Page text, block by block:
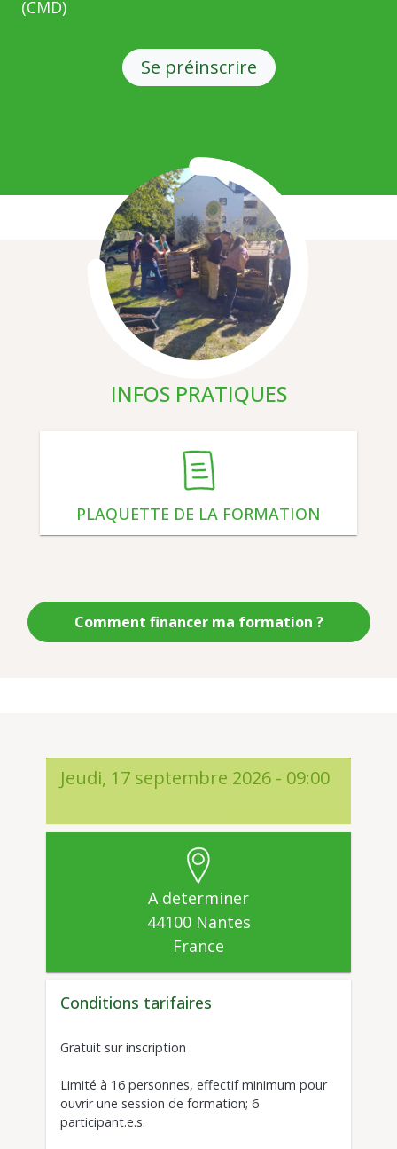
(CMD)
Se préinscrire
Illustration
INFOS PRATIQUES
PLAQUETTE DE LA FORMATION
Comment financer ma formation ?
Jeudi, 17 septembre 2026 - 09:00
A determiner
44100 Nantes
France
Conditions tarifaires
Gratuit sur inscription
Limité à 16 personnes, effectif minimum pour
ouvrir une session de formation; 6
participant.e.s.